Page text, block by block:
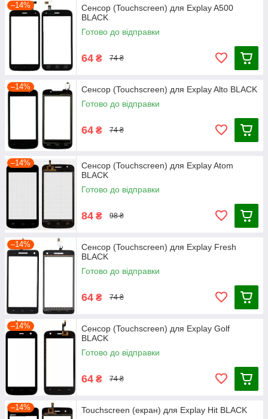
–14%
Сенсор (Touchscreen) для Explay A500
BLACK
Готово до відправки
64 ₴ 74 ₴
–14%
Сенсор (Touchscreen) для Explay Alto BLACK
Готово до відправки
64 ₴ 74 ₴
–14%
Сенсор (Touchscreen) для Explay Atom
BLACK
Готово до відправки
84 ₴ 98 ₴
–14%
Сенсор (Touchscreen) для Explay Fresh
BLACK
Готово до відправки
64 ₴ 74 ₴
–14%
Сенсор (Touchscreen) для Explay Golf
BLACK
Готово до відправки
64 ₴ 74 ₴
–14%
Touchscreen (екран) для Explay Hit BLACK